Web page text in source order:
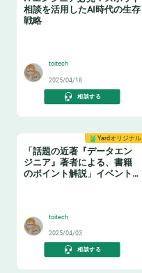
相談を活用したAI時代の生存
戦略
toitech
2025/04/18
相談する
Yardオリジナル
「話題の近著『データエン
ジニア』著者による、書籍
のポイント解説」イベント
toitech
2025/04/03
相談する